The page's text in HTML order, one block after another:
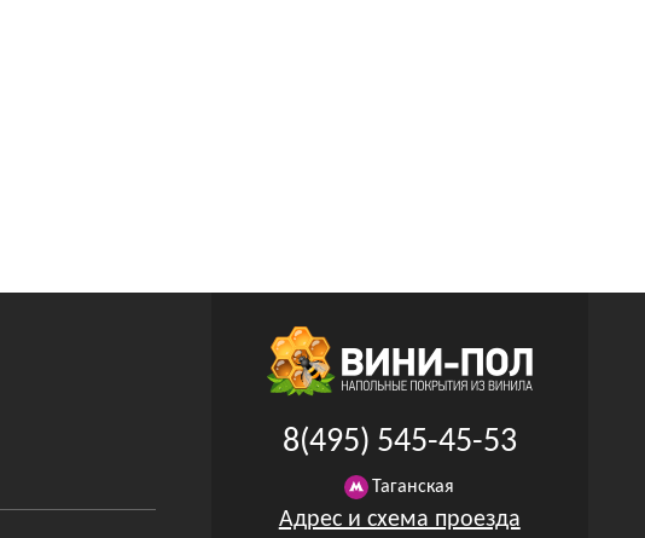
8(495) 545-45-53
Таганская
Адрес и схема проезда